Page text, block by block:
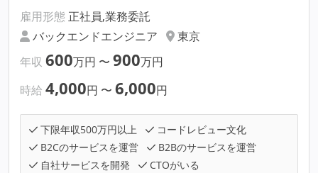
雇用形態 正社員,業務委託
バックエンドエンジニア
東京
年収 600万円 〜 900万円
時給 4,000円 〜 6,000円
下限年収500万円以上
コードレビュー文化
B2Cのサービスを運営
B2Bのサービスを運営
自社サービスを開発
CTOがいる